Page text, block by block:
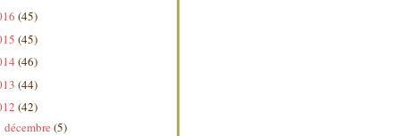
(45)
(45)
(46)
(44)
(42)
décembre (5)